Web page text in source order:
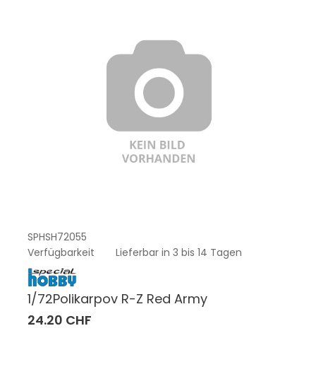
SPHSH72055
Verfügbarkeit
Lieferbar in 3 bis 14 Tagen
1/72Polikarpov R-Z Red Army
24.20 CHF